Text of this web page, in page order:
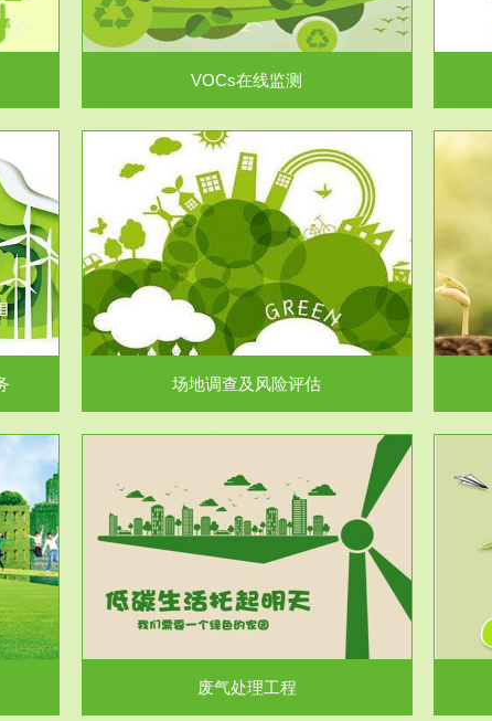
VOCs在线监测
监测估算出排放量。企业...
拟变更土
场地调查及风险评估
服务范围
土壤修复
废气处理工程
服务范围
水处理工程